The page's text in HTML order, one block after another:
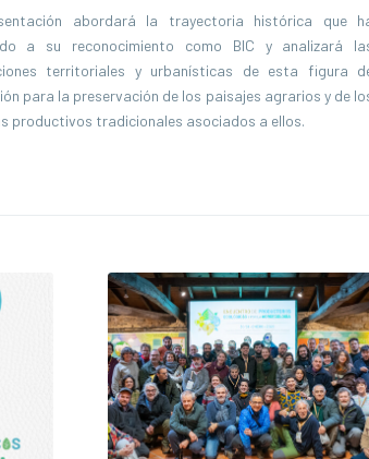
abordará la trayectoria histórica que
a su reconocimiento como BIC y analizará
territoriales y urbanísticas de esta figura
para la preservación de los paisajes agrarios y de
productivos tradicionales asociados a ellos.